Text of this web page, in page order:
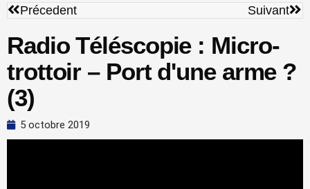
Précédent
Précedent Suivant
Radio Téléscopie : Micro-
trottoir – Port d'une arme ?
(3)
5 octobre 2019